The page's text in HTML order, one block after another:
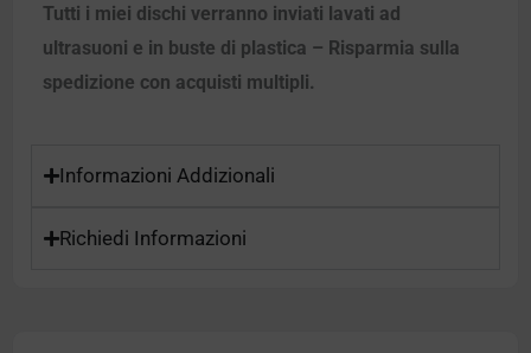
Tutti i miei dischi verranno inviati lavati ad
ultrasuoni e in buste di plastica – Risparmia sulla
spedizione con acquisti multipli.
Informazioni Addizionali
Richiedi Informazioni